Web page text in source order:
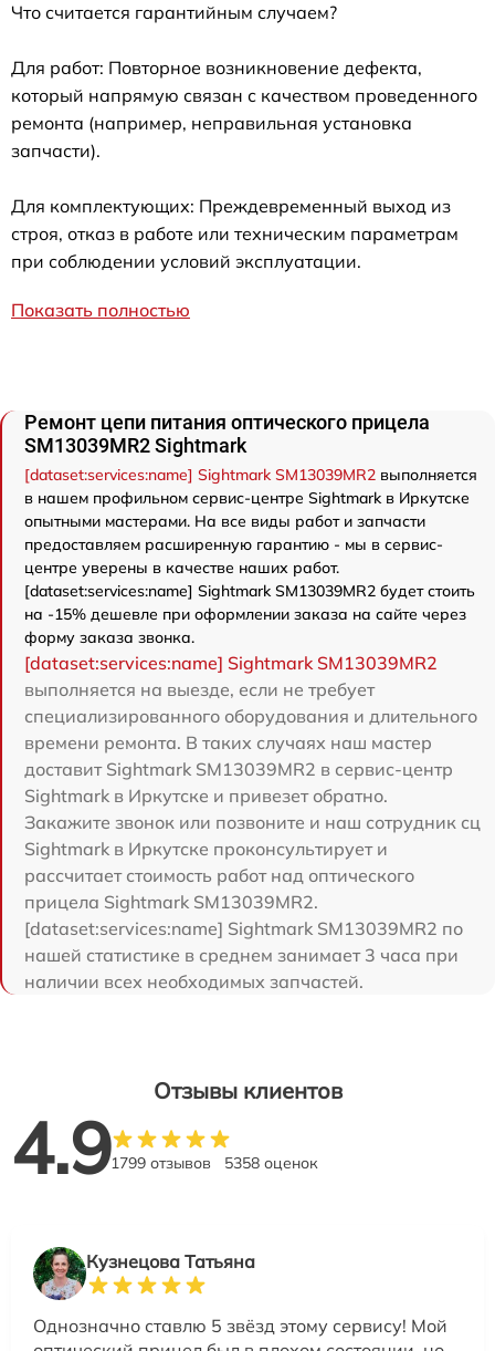
Что считается гарантийным случаем?
Для работ: Повторное возникновение дефекта,
который напрямую связан с качеством проведенного
ремонта (например, неправильная установка
запчасти).
Для комплектующих: Преждевременный выход из
строя, отказ в работе или техническим параметрам
при соблюдении условий эксплуатации.
Показать полностью
Ремонт цепи питания оптического прицела
SM13039MR2 Sightmark
[dataset:services:name] Sightmark SM13039MR2 выполняется
в нашем профильном сервис-центре Sightmark в Иркутске
опытными мастерами. На все виды работ и запчасти
предоставляем расширенную гарантию - мы в сервис-
центре уверены в качестве наших работ.
[dataset:services:name] Sightmark SM13039MR2 будет стоить
на -15% дешевле при оформлении заказа на сайте через
форму заказа звонка.
[dataset:services:name] Sightmark SM13039MR2
выполняется на выезде, если не требует
специализированного оборудования и длительного
времени ремонта. В таких случаях наш мастер
доставит Sightmark SM13039MR2 в сервис-центр
Sightmark в Иркутске и привезет обратно.
Закажите звонок или позвоните и наш сотрудник сц
Sightmark в Иркутске проконсультирует и
рассчитает стоимость работ над оптического
прицела Sightmark SM13039MR2.
[dataset:services:name] Sightmark SM13039MR2 по
нашей статистике в среднем занимает 3 часа при
наличии всех необходимых запчастей.
Отзывы клиентов
4.91799 отзывов 5358 оценок
Кузнецова Татьяна
Однозначно ставлю 5 звёзд этому сервису! Мой